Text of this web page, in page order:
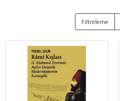
Filtreleme